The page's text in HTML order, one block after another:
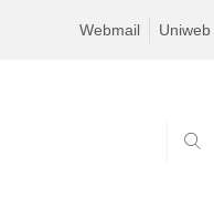
Webmail Uniweb